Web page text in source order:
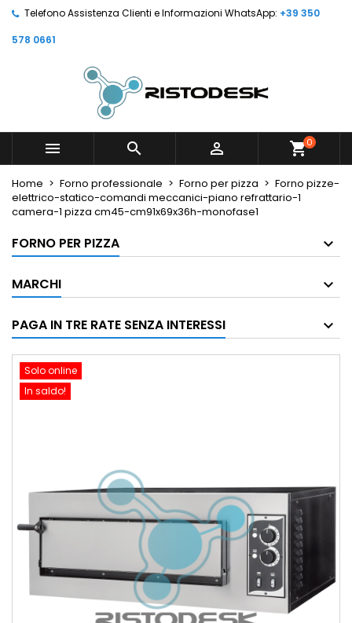
Telefono Assistenza Clienti e Informazioni WhatsApp: +39 350
578 0661
   shopping_cart0
Home Forno professionale Forno per pizza
Forno pizze-
elettrico-statico-comandi meccanici-piano refrattario-1
camera-1 pizza cm45-cm91x69x36h-monofase1
FORNO PER PIZZA
MARCHI
PAGA IN TRE RATE SENZA INTERESSI
Solo online
In saldo!